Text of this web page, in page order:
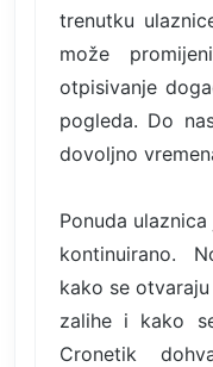
trenutku
može
otpisivanje
pogleda. Do
dovoljno
Ponuda
kontinuirano.
kako se
zalihe i kako
Cronetik